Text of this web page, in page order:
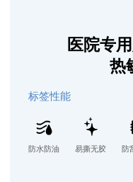
医院专
热
标签性能
防水防油 易撕无胶 防